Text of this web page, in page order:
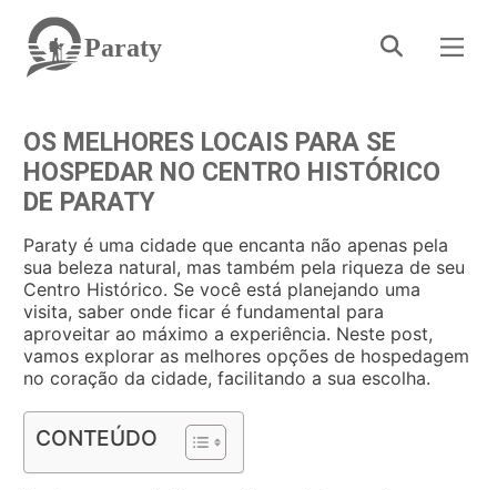
Paraty
OS MELHORES LOCAIS PARA SE
HOSPEDAR NO CENTRO HISTÓRICO
DE PARATY
Paraty é uma cidade que encanta não apenas pela
sua beleza natural, mas também pela riqueza de seu
Centro Histórico. Se você está planejando uma
visita, saber onde ficar é fundamental para
aproveitar ao máximo a experiência. Neste post,
vamos explorar as melhores opções de hospedagem
no coração da cidade, facilitando a sua escolha.
CONTEÚDO